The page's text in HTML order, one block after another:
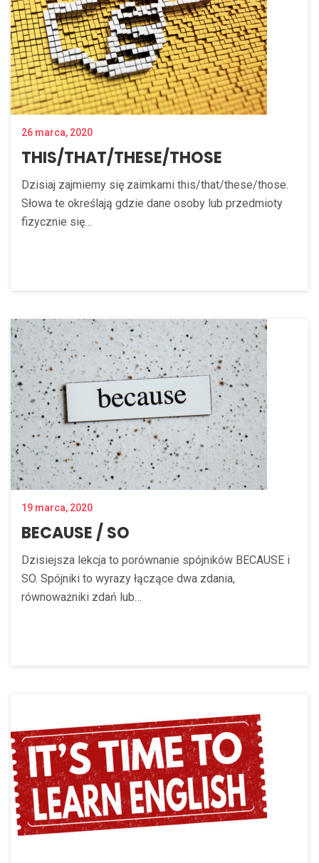
26 marca, 2020
THIS/THAT/THESE/THOSE
Dzisiaj zajmiemy się zaimkami this/that/these/those.
Słowa te określają gdzie dane osoby lub przedmioty
fizycznie się…
19 marca, 2020
BECAUSE / SO
Dzisiejsza lekcja to porównanie spójników BECAUSE i
SO. Spójniki to wyrazy łączące dwa zdania,
równoważniki zdań lub…